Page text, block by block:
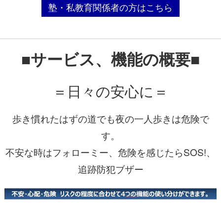
塾・私教育関係者の方はこちら
■サービス、機能の概要■
＝日々の安心に＝
歩き慣れたはずの道でも夜の一人歩きは危険で
す。
不安な時はフォローミー、危険を感じたらSOS!、
追跡防犯ブザー